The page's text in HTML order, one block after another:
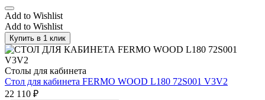
Add to Wishlist
Add to Wishlist
Купить в 1 клик
Столы для кабинета
Стол для кабинета FERMO WOOD L180 72S001 V3V2
22 110 ₽